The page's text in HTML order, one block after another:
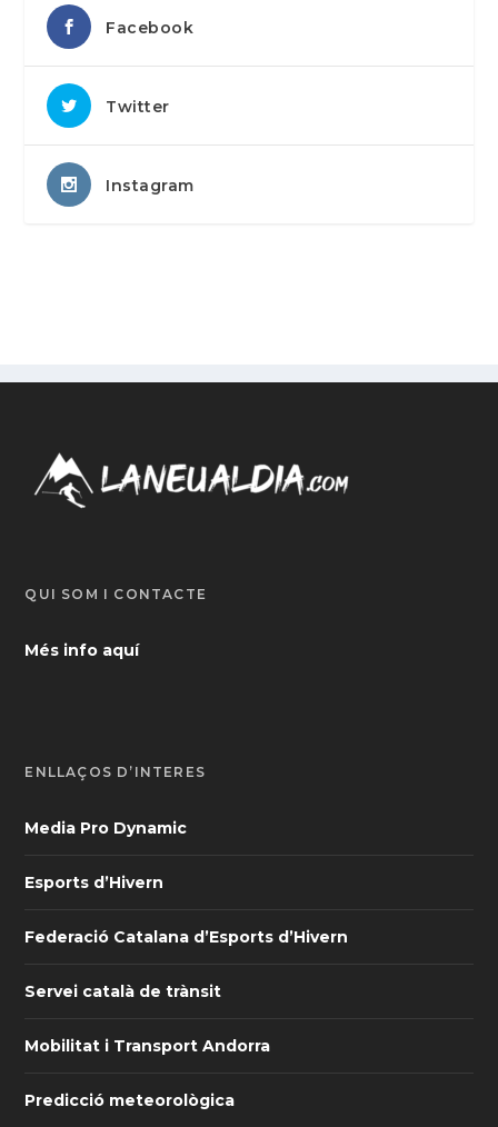
Facebook
Twitter
Instagram
QUI SOM I CONTACTE
Més info aquí
ENLLAÇOS D’INTERÈS
Media Pro Dynamic
Esports d’Hivern
Federació Catalana d’Esports d’Hivern
Servei català de trànsit
Mobilitat i Transport Andorra
Predicció meteorològica